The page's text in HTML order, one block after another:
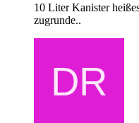
10 Liter Kanister
zugrunde..